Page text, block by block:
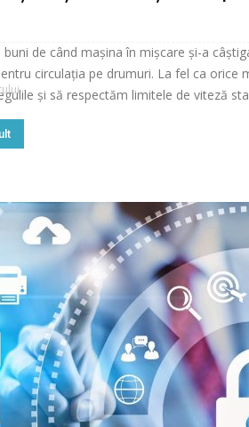
buni de când mașina în mișcare și-a
circulația pe drumuri. La fel ca orice
și să respectăm limitele de viteză